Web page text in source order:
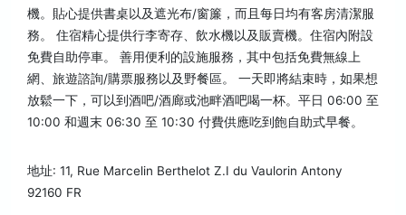
機。貼心提供書桌以及遮光布/窗簾，而且每日均有客房清潔服
務。 住宿精心提供行李寄存、飲水機以及販賣機。住宿內附設
免費自助停車。 善用便利的設施服務，其中包括免費無線上
網、旅遊諮詢/購票服務以及野餐區。 一天即將結束時，如果想
放鬆一下，可以到酒吧/酒廊或池畔酒吧喝一杯。平日 06:00 至
10:00 和週末 06:30 至 10:30 付費供應吃到飽自助式早餐。
地址: 11, Rue Marcelin Berthelot Z.I du Vaulorin Antony
92160 FR